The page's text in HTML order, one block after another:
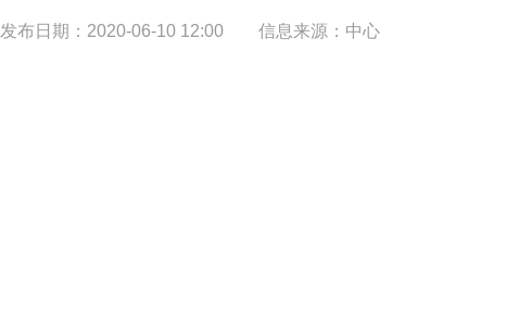
发布日期：2020-06-10 12:00 信息来源：中心